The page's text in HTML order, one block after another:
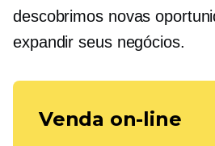
descobrimos novas
expandir seus negócios.
Venda on-line